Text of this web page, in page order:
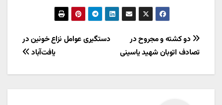
راهبری
نوشته
دستگیری عوامل نزاع خونین در
یافت‌آباد
دو کشته و مجروح در
تصادف اتوبان شهید یاسینی